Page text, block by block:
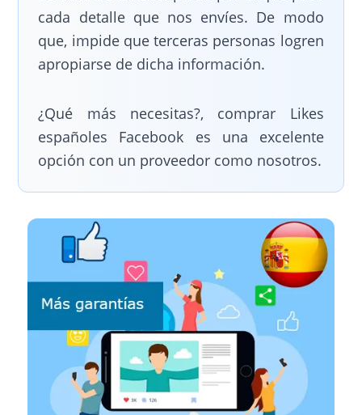
cada detalle que nos envíes. De modo
que, impide que terceras personas logren
apropiarse de dicha información.
¿Qué más necesitas?, comprar Likes
españoles Facebook es una excelente
opción con un proveedor como nosotros.